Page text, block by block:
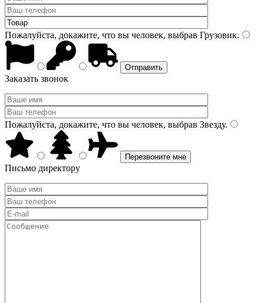
Пожалуйста, докажите, что вы человек, выбрав Грузовик.
Заказать звонок
Пожалуйста, докажите, что вы человек, выбрав Звезду.
Письмо директору